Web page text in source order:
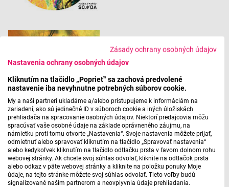
Zásady ochrany osobných údajov
Nastavenia ochrany osobných údajov
Kliknutím na tlačidlo „Poprieť“ sa zachová predvolené
nastavenie iba nevyhnutne potrebných súborov cookie.
My a naši partneri ukladáme a/alebo pristupujeme k informáciám na
zariadení, ako sú jedinečné ID v súboroch cookie a iných úložiskách
prehliadača na spracovanie osobných údajov. Niektorí predajcovia môžu
spracúvať vaše osobné údaje na základe oprávneného záujmu, na
námietku proti tomu otvorte „Nastavenia“. Svoje nastavenia môžete prijať,
odmietnuť alebo spravovať kliknutím na tlačidlo „Spravovať nastavenia“
alebo kedykoľvek kliknutím na tlačidlo odtlačku prsta v ľavom dolnom rohu
webovej stránky. Ak chcete svoj súhlas odvolať, kliknite na odtlačok prsta
alebo odkaz v päte webovej stránky a kliknite na položku ponuky Moje
údaje, na tejto stránke môžete svoj súhlas odvolať. Tieto voľby budú
signalizované našim partnerom a neovplyvnia údaje prehliadania.
This is Kevin - Stories to Tell
No Brake - Noise Blast